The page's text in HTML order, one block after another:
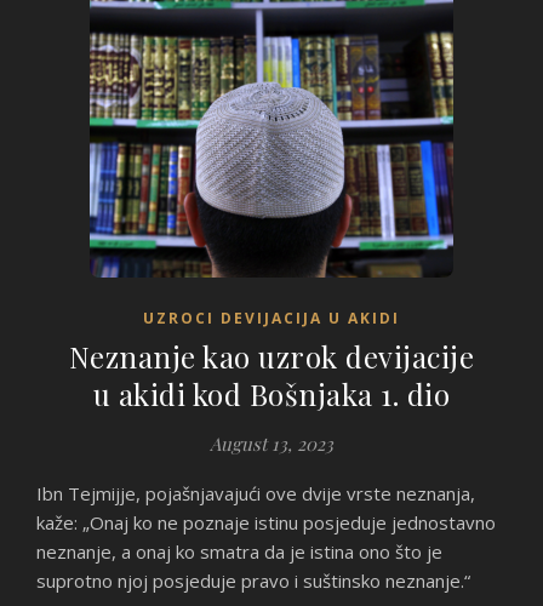
UZROCI DEVIJACIJA U AKIDI
Neznanje kao uzrok devijacije
u akidi kod Bošnjaka 1. dio
August 13, 2023
Ibn Tejmijje, pojašnjavajući ove dvije vrste neznanja,
kaže: „Onaj ko ne poznaje istinu posjeduje jednostavno
neznanje, a onaj ko smatra da je istina ono što je
suprotno njoj posjeduje pravo i suštinsko neznanje.“